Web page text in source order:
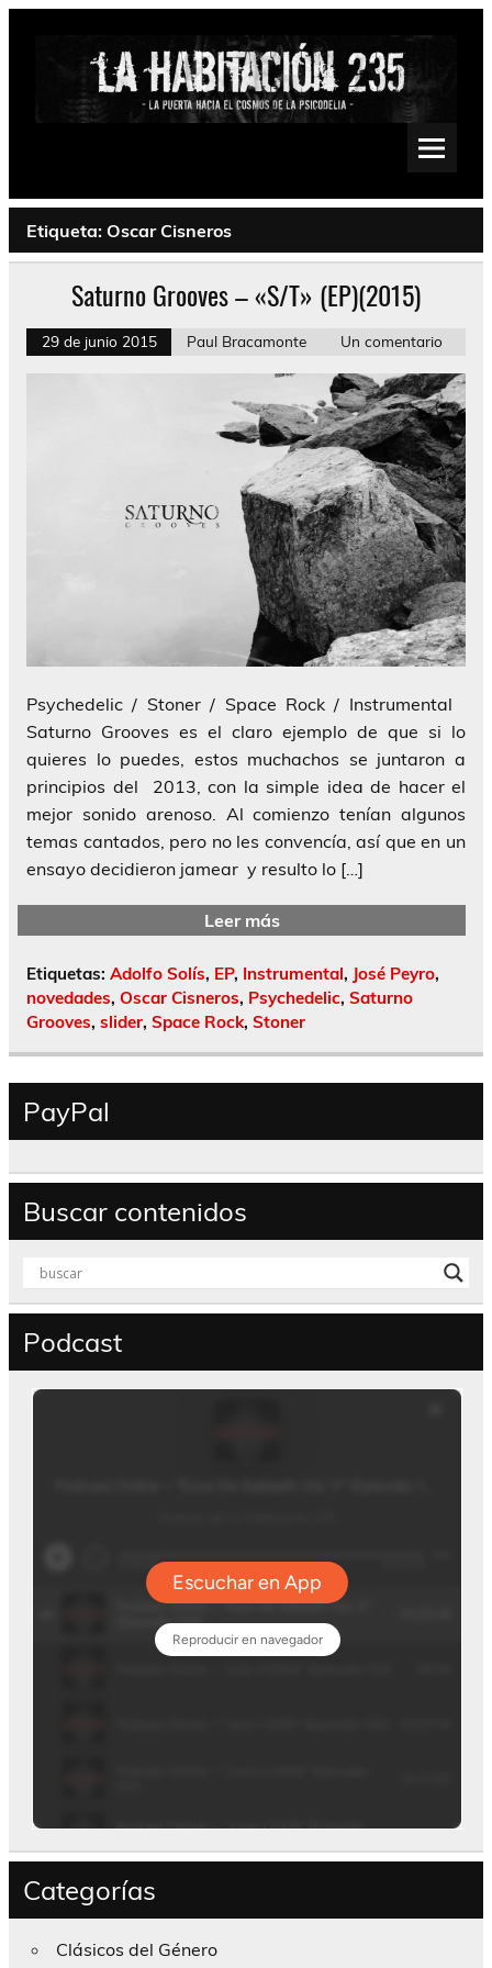
Saltar
Psychedelic, Stoner, Doom, Sludge, Fuzz, Space, Drone
Etiqueta: Oscar Cisneros
Saturno Grooves – «S/T» (EP)(2015)
29 de junio 2015 Paul Bracamonte Un comentario
Psychedelic / Stoner / Space Rock / Instrumental
Saturno Grooves es el claro ejemplo de que si lo
quieres lo puedes, estos muchachos se juntaron a
principios del 2013, con la simple idea de hacer el
mejor sonido arenoso. Al comienzo tenían algunos
temas cantados, pero no les convencía, así que en un
ensayo decidieron jamear y resulto lo […]
Leer más
Etiquetas: Adolfo Solís, EP, Instrumental, José Peyro,
novedades, Oscar Cisneros, Psychedelic, Saturno
Grooves, slider, Space Rock, Stoner
PayPal
Buscar contenidos
Podcast
Categorías
Clásicos del Género